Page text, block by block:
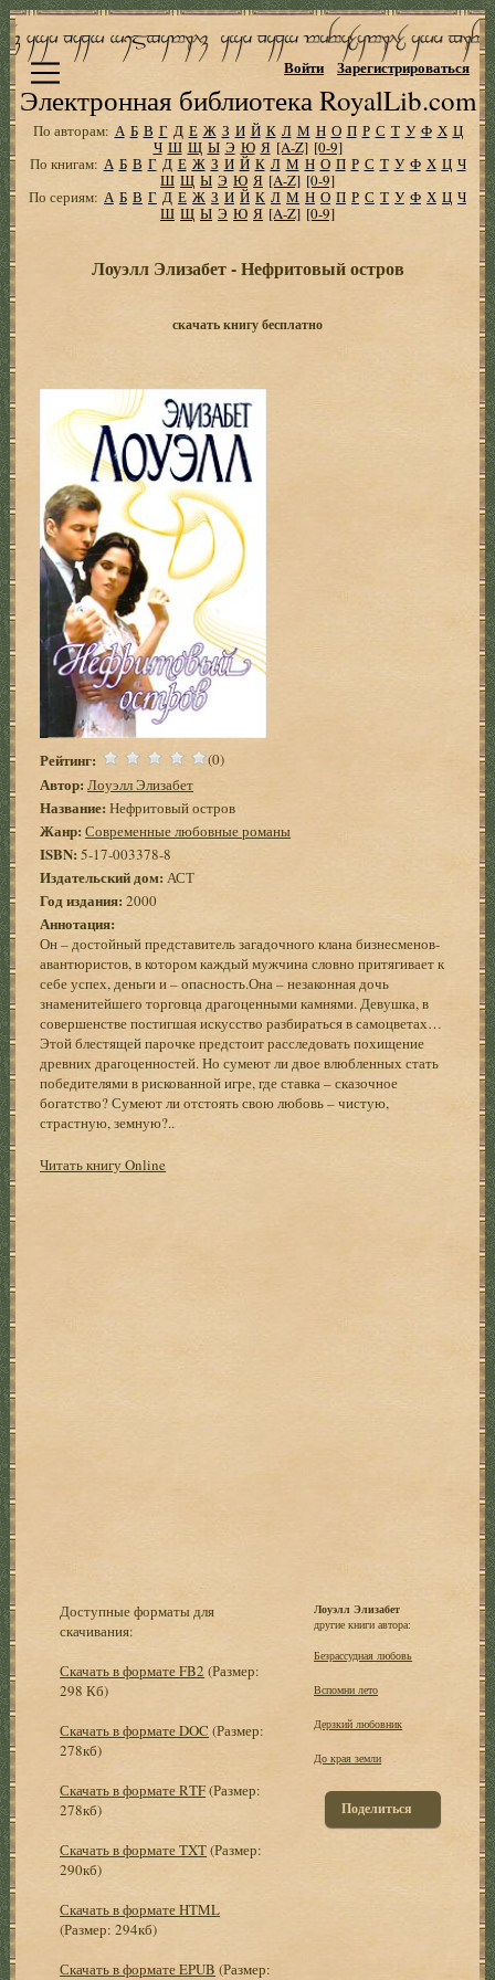
Электронная библиотека RoyalLib.com
Войти Зарегистрироваться
По авторам: А Б В Г Д Е Ж З И Й К Л М Н О П Р С Т У Ф Х Ц
Ч Ш Щ Ы Э Ю Я [A-Z] [0-9]
По книгам: А Б В Г Д Е Ж З И Й К Л М Н О П Р С Т У Ф Х Ц Ч
Ш Щ Ы Э Ю Я [A-Z] [0-9]
По сериям: А Б В Г Д Е Ж З И Й К Л М Н О П Р С Т У Ф Х Ц Ч
Ш Щ Ы Э Ю Я [A-Z] [0-9]
Лоуэлл Элизабет - Нефритовый остров
скачать книгу бесплатно
Рейтинг: (0)
Автор: Лоуэлл Элизабет
Название: Нефритовый остров
Жанр: Современные любовные романы
ISBN: 5-17-003378-8
Издательский дом: АСТ
Год издания: 2000
Аннотация:
Он – достойный представитель загадочного клана бизнесменов-
авантюристов, в котором каждый мужчина словно притягивает к
себе успех, деньги и – опасность.Она – незаконная дочь
знаменитейшего торговца драгоценными камнями. Девушка, в
совершенстве постигшая искусство разбираться в самоцветах…
Этой блестящей парочке предстоит расследовать похищение
древних драгоценностей. Но сумеют ли двое влюбленных стать
победителями в рискованной игре, где ставка – сказочное
богатство? Сумеют ли отстоять свою любовь – чистую,
страстную, земную?..
Читать книгу Online
Доступные форматы для
скачивания:
Скачать в формате FB2 (Размер:
298 Кб)
Скачать в формате DOC (Размер:
278кб)
Скачать в формате RTF(Размер:
278кб)
Скачать в формате TXT(Размер:
290кб)
Скачать в формате HTML
(Размер: 294кб)
Скачать в формате EPUB (Размер:
Лоуэлл Элизабет
другие книги автора:
Безрассудная любовь
Вспомни лето
Дерзкий любовник
До края земли
Поделиться